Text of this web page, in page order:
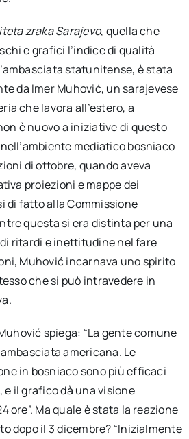
zraka Sarajevo, quella che
e grafici l’indice di qualità
statunitense, è stata
da Imer Muhović, un sarajevese
che lavora all’estero, a
è nuovo a iniziative di questo
mediatico bosniaco
di ottobre, quando aveva
proiezioni e mappe dei
di fatto alla Commissione
questa si era distinta per una
ritardi e inettitudine nel fare
Muhović incarnava uno spirito
che si può intravedere in
spiega: “La gente comune
americana. Le
in bosniaco sono più efficaci
il grafico dà una visione
ore”. Ma quale è stata la reazione
dopo il 3 dicembre? “Inizialmente